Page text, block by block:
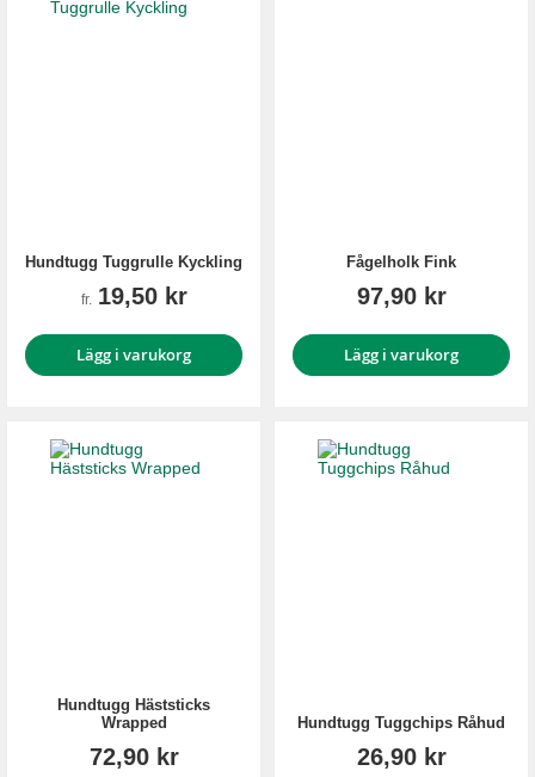
Hundtugg Tuggrulle Kyckling
fr. 19,50 kr
Lägg i varukorg
Fågelholk Fink
97,90 kr
Lägg i varukorg
Hundtugg Häststicks
Wrapped
72,90 kr
Hundtugg Tuggchips Råhud
26,90 kr